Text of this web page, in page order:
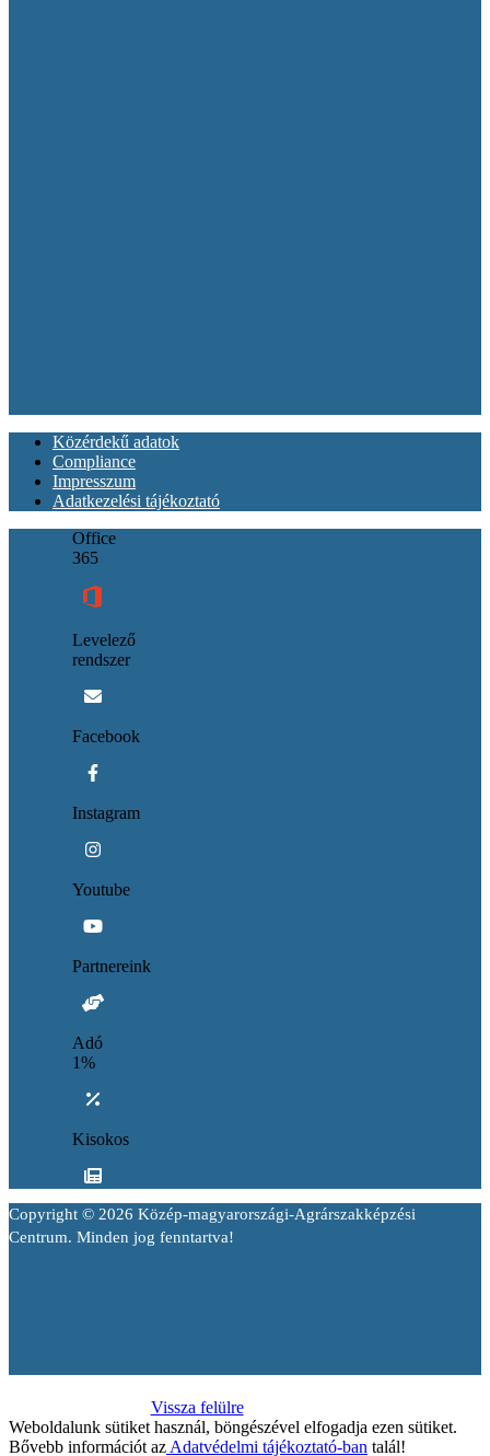
Közérdekű adatok
Compliance
Impresszum
Adatkezelési tájékoztató
Office
365
Levelező
rendszer
Facebook
Instagram
Youtube
Partnereink
Adó
1%
Kisokos
Copyright © 2026 Közép-magyarországi-Agrárszakképzési
Centrum. Minden jog fenntartva!
Vissza felülre
Weboldalunk sütiket használ, böngészével elfogadja ezen sütiket.
Bővebb információt az Adatvédelmi tájékoztató-ban talál!